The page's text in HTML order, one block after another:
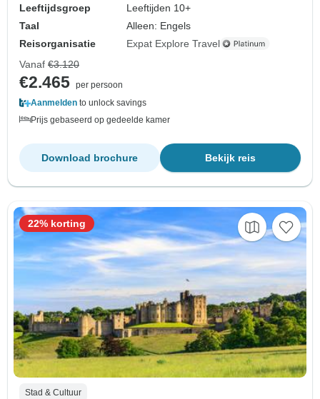
Leeftijdsgroep
Leeftijden 10+
Taal
Alleen: Engels
Reisorganisatie
Expat Explore Travel
Vanaf €3.120
€2.465 per persoon
Aanmelden to unlock savings
Prijs gebaseerd op gedeelde kamer
Bekijk reis
Download brochure
Stad & Cultuur
22% korting